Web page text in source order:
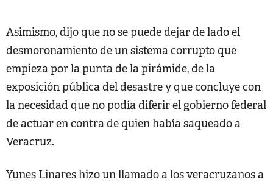
Asimismo, dijo que no se puede dejar de lado el
desmoronamiento de un sistema corrupto que
empieza por la punta de la pirámide, de la
exposición pública del desastre y que concluye con
la necesidad que no podía diferir el gobierno federal
de actuar en contra de quien había saqueado a
Veracruz.
Yunes Linares hizo un llamado a los veracruzanos a